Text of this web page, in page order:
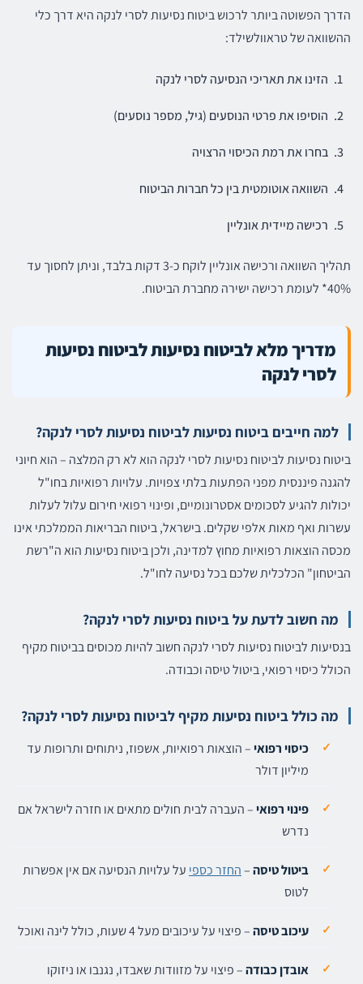
הדרך הפשוטה ביותר לרכוש ביטוח נסיעות לסרי לנקה היא דרך כלי
ההשוואה של טראוולשילד:
הזינו את תאריכי הנסיעה לסרי לנקה
הוסיפו את פרטי הנוסעים (גיל, מספר נוסעים)
בחרו את רמת הכיסוי הרצויה
השוואה אוטומטית בין כל חברות הביטוח
רכישה מיידית אונליין
תהליך השוואה ורכישה אונליין לוקח כ-3 דקות בלבד, וניתן לחסוך עד
40%* לעומת רכישה ישירה מחברת הביטוח.
מדריך מלא לביטוח נסיעות לביטוח נסיעות
לסרי לנקה
למה חייבים ביטוח נסיעות לביטוח נסיעות לסרי לנקה?
ביטוח נסיעות לביטוח נסיעות לסרי לנקה הוא לא רק המלצה – הוא חיוני
להגנה פיננסית מפני הפתעות בלתי צפויות. עלויות רפואיות בחו"ל
יכולות להגיע לסכומים אסטרונומיים, ופינוי רפואי חירום עלול לעלות
עשרות ואף מאות אלפי שקלים. בישראל, ביטוח הבריאות הממלכתי אינו
מכסה הוצאות רפואיות מחוץ למדינה, ולכן ביטוח נסיעות הוא ה"רשת
הביטחון" הכלכלית שלכם בכל נסיעה לחו"ל.
מה חשוב לדעת על ביטוח נסיעות לסרי לנקה?
בנסיעות לביטוח נסיעות לסרי לנקה חשוב להיות מכוסים בביטוח מקיף
הכולל כיסוי רפואי, ביטול טיסה וכבודה.
מה כולל ביטוח נסיעות מקיף לביטוח נסיעות לסרי לנקה?
כיסוי רפואי– הוצאות רפואיות, אשפוז, ניתוחים ותרופות עד
מיליון דולר
פינוי רפואי– העברה לבית חולים מתאים או חזרה לישראל אם
נדרש
ביטול טיסה–החזר כספי על עלויות הנסיעה אם אין אפשרות
לטוס
עיכוב טיסה– פיצוי על עיכובים מעל 4 שעות, כולל לינה ואוכל
אובדן כבודה– פיצוי על מזוודות שאבדו, נגנבו או ניזוקו